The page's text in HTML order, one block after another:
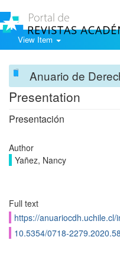
View Item
Anuario de
Presentation
Presentación
Author
Yañez, Nancy
Full text
https://
10.5354/0718-